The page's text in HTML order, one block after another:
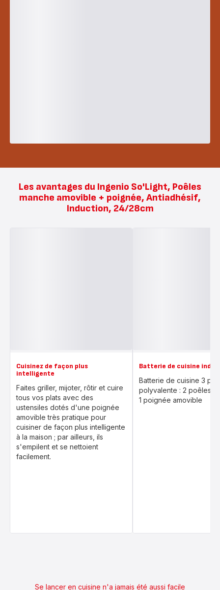
Les avantages du Ingenio So'Light, Poêles
manche amovible + poignée, Antiadhésif,
Induction, 24/28cm
Cuisinez de façon plus
intelligente
Faites griller, mijoter, rôtir et cuire
tous vos plats avec des
ustensiles dotés d'une poignée
amovible très pratique pour
cuisiner de façon plus intelligente
à la maison ; par ailleurs, ils
s'empilent et se nettoient
facilement.
Batterie de cuisine
Batterie de cuisine 3
polyvalente : 2 poêles et
1 poignée amovible
Se lancer en cuisine n'a jamais été aussi facile